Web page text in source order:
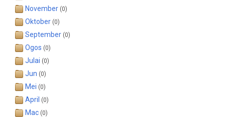
November (0)
Oktober (0)
September (0)
Ogos (0)
Julai (0)
Jun (0)
Mei (0)
April (0)
Mac (0)